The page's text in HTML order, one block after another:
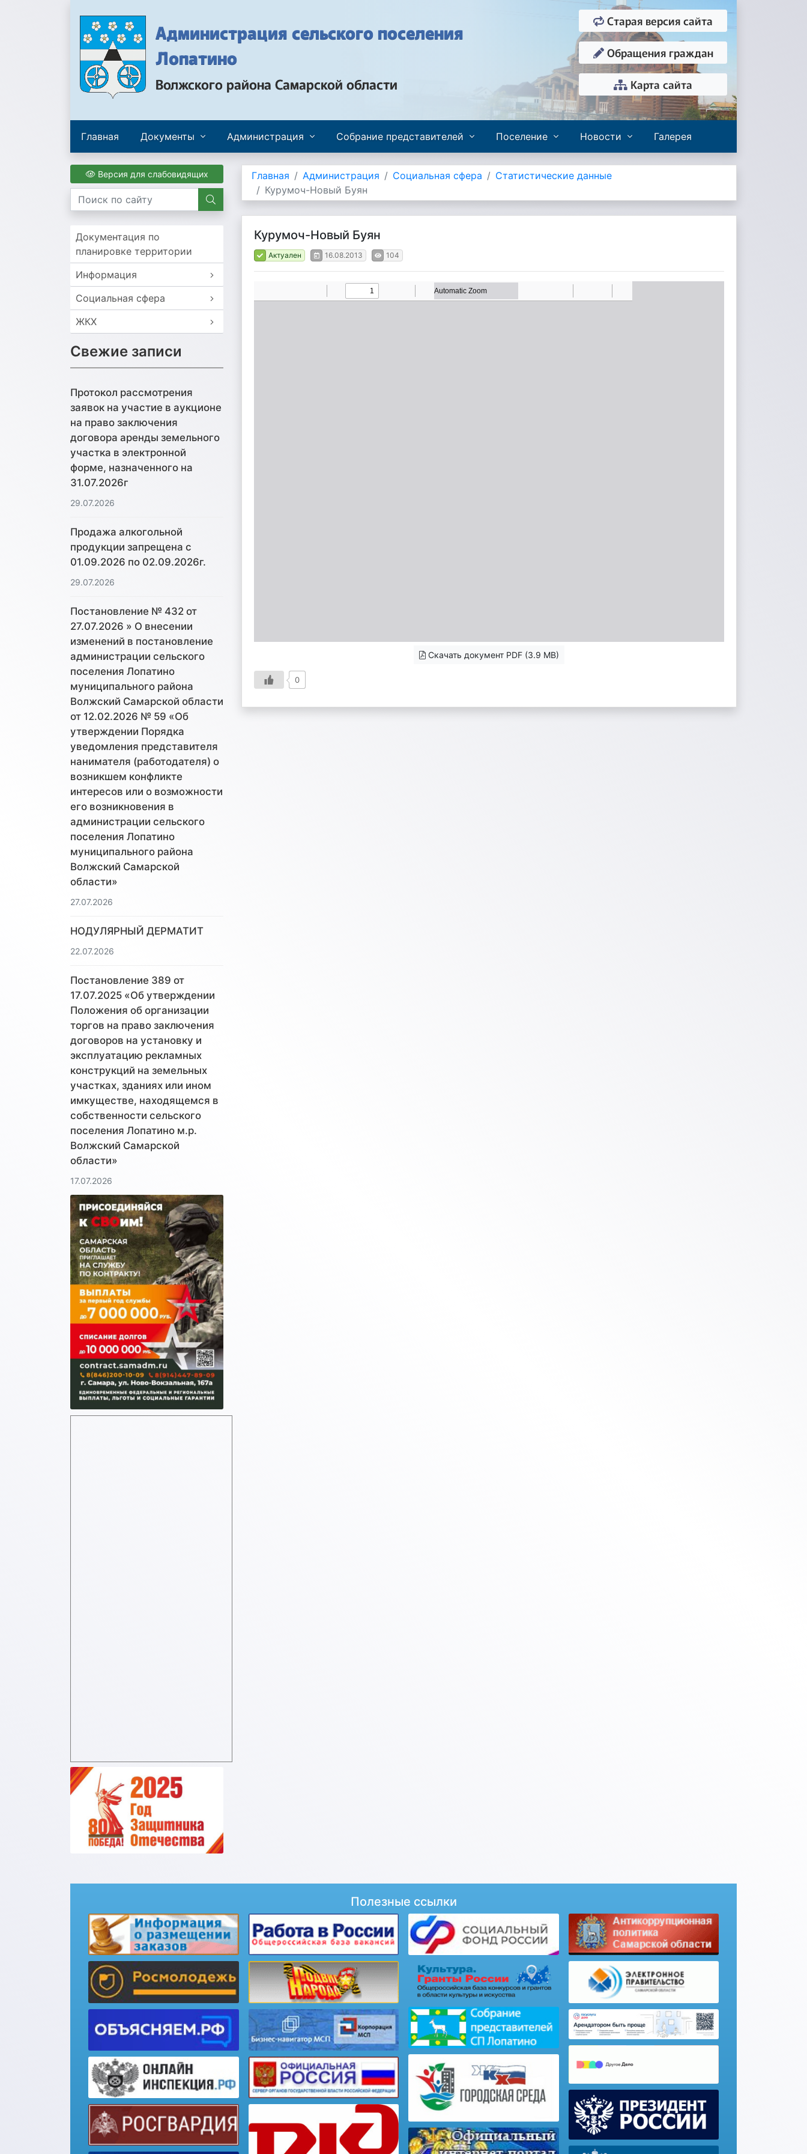
Администрация сельского поселения
Лопатино
Волжского района Самарской области
Старая версия сайта
Обращения граждан
Карта сайта
Главная Документы Администрация Собрание представителей Поселение Новости Галерея
Версия для слабовидящих
Документация по
планировке территории
Информация
Социальная сфера
ЖКХ
Свежие записи
Протокол рассмотрения
заявок на участие в аукционе
на право заключения
договора аренды земельного
участка в электронной
форме, назначенного на
31.07.2026г
29.07.2026
Продажа алкогольной
продукции запрещена с
01.09.2026 по 02.09.2026г.
29.07.2026
Постановление № 432 от
27.07.2026 » О внесении
изменений в постановление
администрации сельского
поселения Лопатино
муниципального района
Волжский Самарской области
от 12.02.2026 № 59 «Об
утверждении Порядка
уведомления представителя
нанимателя (работодателя) о
возникшем конфликте
интересов или о возможности
его возникновения в
администрации сельского
поселения Лопатино
муниципального района
Волжский Самарской
области»
27.07.2026
НОДУЛЯРНЫЙ ДЕРМАТИТ
22.07.2026
Постановление 389 от
17.07.2025 «Об утверждении
Положения об организации
торгов на право заключения
договоров на установку и
эксплуатацию рекламных
конструкций на земельных
участках, зданиях или ином
имкуществе, находящемся в
собственности сельского
поселения Лопатино м.р.
Волжский Самарской
области»
17.07.2026
Главная Администрация Социальная сфера
Статистические данные
Курумоч-Новый Буян
Курумоч-Новый Буян
Актуален 16.08.2013 104
Скачать документ PDF (3.9 MB)
0
Полезные ссылки